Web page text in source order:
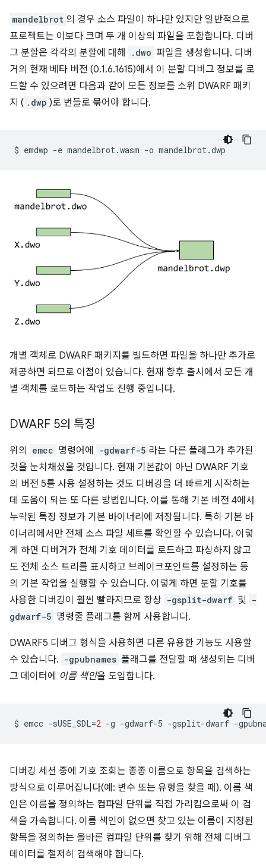
mandelbrot 의 경우 소스 파일이 하나만 있지만 일반적으로
프로젝트는 이보다 크며 두 개 이상의 파일을 포함합니다. 디버
그 분할은 각각의 분할에 대해
.dwo 파일을 생성합니다. 디버
거의 현재 베타 버전 (0.1.6.1615)에서 이 분할 디버그 정보를 로
드할 수 있으려면 다음과 같이 모든 정보를 소위 DWARF 패키
지 ( .dwp )로 번들로 묶어야 합니다.
$ emdwp -e mandelbrot.wasm -o
개별 객체로 DWARF 패키지를 빌드하면 파일을 하나만 추가로
제공하면 되므로 이점이 있습니다. 현재 향후 출시에서 모든 개
별 객체를 로드하는 작업도 진행 중입니다.
DWARF 5의 특징
위의 emcc 명령어에 -gdwarf-5 라는 다른 플래그가 추가된
것을 눈치채셨을 것입니다. 현재 기본값이 아닌 DWARF 기호
의 버전 5를 사용 설정하는 것도 디버깅을 더 빠르게 시작하는
데 도움이 되는 또 다른 방법입니다. 이를 통해 기본 버전 4에서
누락된 특정 정보가 기본 바이너리에 저장됩니다. 특히 기본 바
이너리에서만 전체 소스 파일 세트를 확인할 수 있습니다. 이렇
게 하면 디버거가 전체 기호 데이터를 로드하고 파싱하지 않고
도 전체 소스 트리를 표시하고 브레이크포인트를 설정하는 등
의 기본 작업을 실행할 수 있습니다. 이렇게 하면 분할 기호를
사용한 디버깅이 훨씬 빨라지므로 항상 -gsplit-dwarf 및
-
gdwarf-5 명령줄 플래그를 함께 사용합니다.
DWARF5 디버그 형식을 사용하면 다른 유용한 기능도 사용할
수 있습니다. -gpubnames 플래그를 전달할 때 생성되는 디버
그 데이터에 이름 색인을 도입합니다.
$ emcc -sUSE_SDL=2 -g -gdwarf-5 -gsplit-dwarf -
디버깅 세션 중에 기호 조회는 종종 이름으로 항목을 검색하는
방식으로 이루어집니다(예: 변수 또는 유형을 찾을 때). 이름 색
인은 이름을 정의하는 컴파일 단위를 직접 가리킴으로써 이 검
색을 가속합니다. 이름 색인이 없으면 찾고 있는 이름이 지정된
항목을 정의하는 올바른 컴파일 단위를 찾기 위해 전체 디버그
데이터를 철저히 검색해야 합니다.